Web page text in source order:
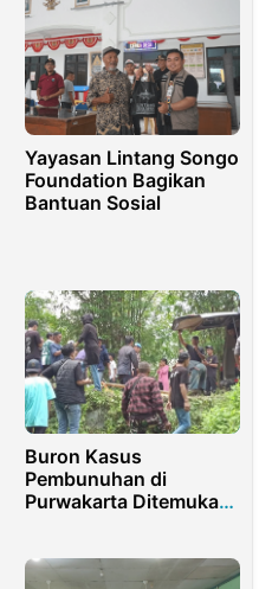
Yayasan Lintang Songo
Foundation Bagikan
Bantuan Sosial
Buron Kasus
Pembunuhan di
Purwakarta Ditemukan